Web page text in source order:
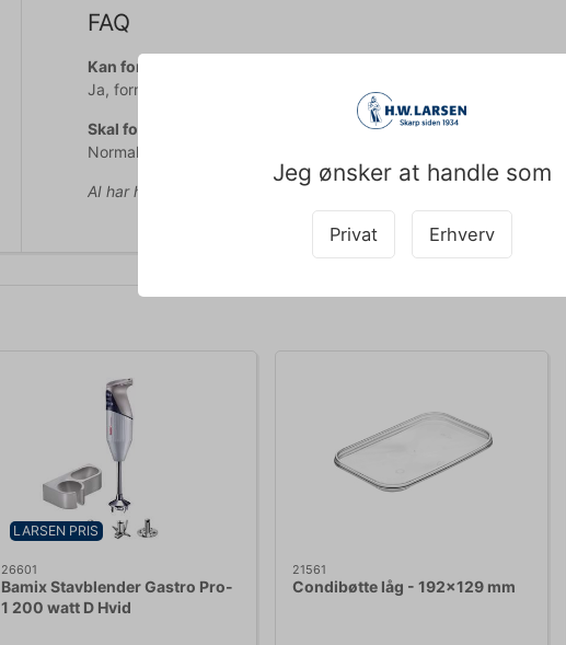
Jeg ønsker at handle som
Privat Erhverv
FAQ
Kan formen bruges i både almindelige og konvektionsovne?
Ja, formen tåler temperaturer op til 280°C og kan bruges i alle
Skal formen smøres før brug?
Normalt ikke. Silikonematerialet har naturlige non-stick
AI har hjulpet med teksten og derfor tages der forbehold for fejl.
LARSEN PRIS
26601
Bamix Stavblender Gastro Pro-
1 200 watt D Hvid
21561
Condibøtte låg - 192x129 mm